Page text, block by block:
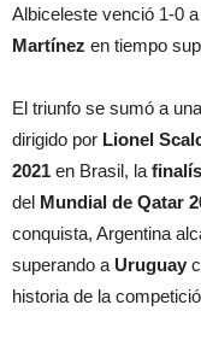
Albiceleste venció 1-0 a
Martínez en tiempo
El triunfo se sumó a
dirigido por Lionel
2021 en Brasil, la
del Mundial de Qatar
conquista, Argentina
superando a Uruguay
historia de la